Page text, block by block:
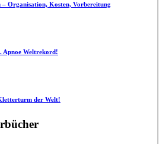
– Organisation, Kosten, Vorbereitung
Apnoe Weltrekord!
der Welt!